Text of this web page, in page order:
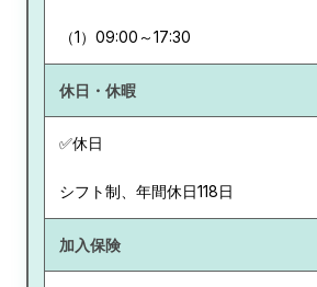
（1）09:00～17:30
休日・休暇
✅休日
シフト制、年間休日118日
加入保険